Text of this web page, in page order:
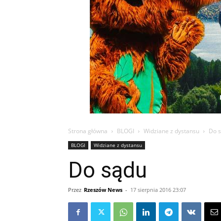
Strona główna BLOGI Widziane z dystansu Do
BLOGI Widziane z dystansu
Do sądu
Przez Rzeszów News - 17 sierpnia 2016 23:07